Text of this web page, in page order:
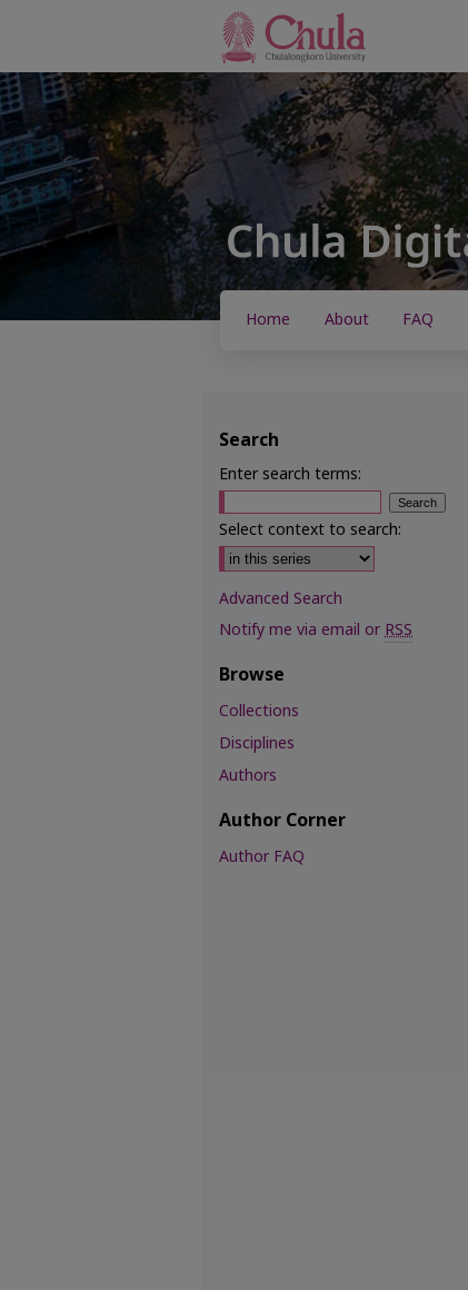
Home About FAQ
Search
Enter search terms:
Select context to search:
Advanced Search
Notify me via email orRSS
Browse
Collections
Disciplines
Authors
Author Corner
Author FAQ